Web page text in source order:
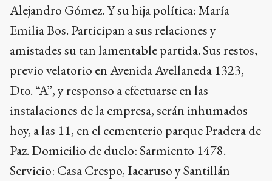
Alejandro Gómez. Y su hija política: María
Emilia Bos. Participan a sus relaciones y
amistades su tan lamentable partida. Sus restos,
previo velatorio en Avenida Avellaneda 1323,
Dto. “A”, y responso a efectuarse en las
instalaciones de la empresa, serán inhumados
hoy, a las 11, en el cementerio parque Pradera de
Paz. Domicilio de duelo: Sarmiento 1478.
Servicio: Casa Crespo, Iacaruso y Santillán